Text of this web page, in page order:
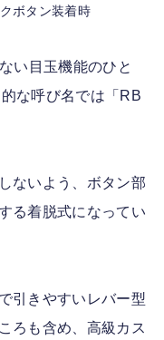
ボタン装着時
い目玉機能のひと
な呼び名では「RB
ないよう、ボタン部
る着脱式になってい
引きやすいレバー型
ろも含め、高級カス